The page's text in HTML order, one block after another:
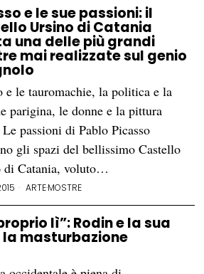
e le sue passioni: il
Ursino di Catania
una delle più grandi
mai realizzate sul genio
e le tauromachie, la politica e la
parigina, le donne e la pittura
Le passioni di Pablo Picasso
gli spazi del bellissimo Castello
di Catania, voluto…
ARTE·MOSTRE
lì”: Rodin e la sua
la masturbazione